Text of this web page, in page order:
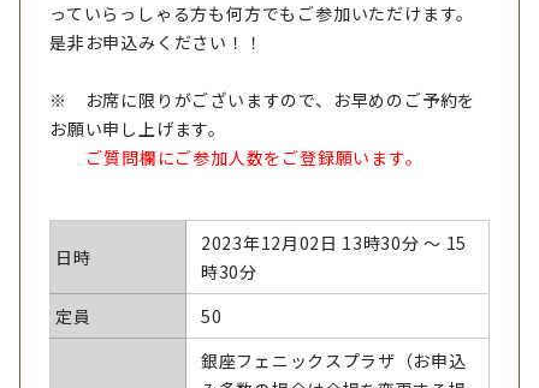
っていらっしゃる方も何方でもご参加いただけます。
是非お申込みください！！
※ お席に限りがございますので、お早めのご予約を
お願い申し上げます。
ご質問欄にご参加人数をご登録願います。
日時
2023年12月02日 13時30分 〜 15
時30分
定員
50
銀座フェニックスプラザ（お申込